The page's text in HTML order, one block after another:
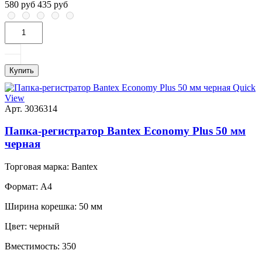
580 руб 435 руб
Купить
Quick
View
Арт. 3036314
Папка-регистратор Bantex Economy Plus 50 мм
черная
Торговая марка: Bantex
Формат: A4
Ширина корешка: 50 мм
Цвет: черный
Вместимость: 350